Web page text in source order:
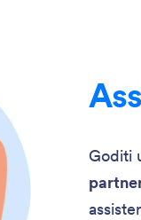
Goditi